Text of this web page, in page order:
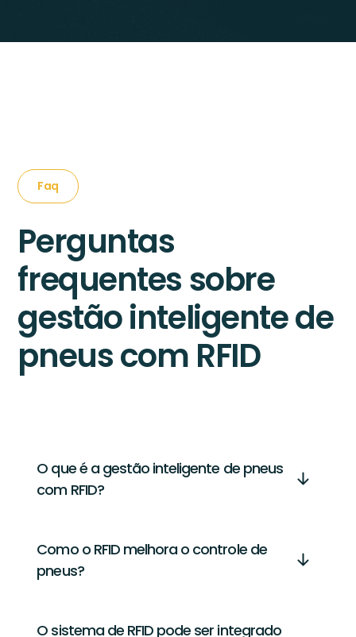
Faq
Perguntas
frequentes sobre
gestão inteligente de
pneus com RFID
O que é a gestão inteligente de pneus
com RFID?
Como o RFID melhora o controle de
pneus?
O sistema de RFID pode ser integrado